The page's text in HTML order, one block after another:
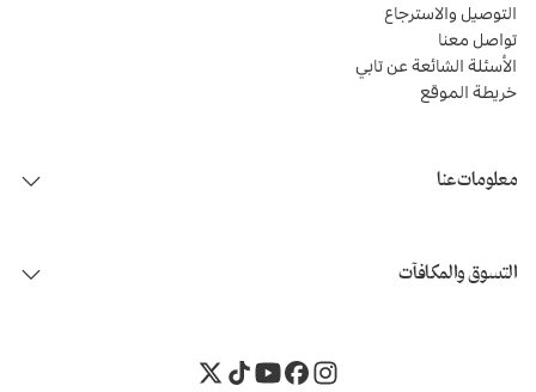
التوصيل والاسترجاع
تواصل معنا
الأسئلة الشائعة عن تابي
خريطة الموقع
معلومات عنا
التسوق والمكافآت